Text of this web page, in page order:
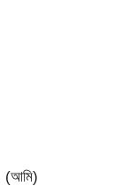
(আমি)